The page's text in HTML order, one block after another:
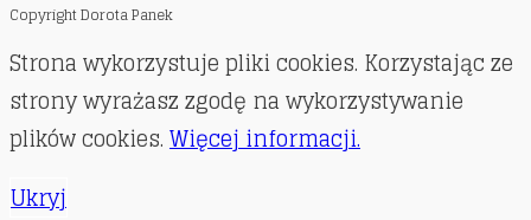
Copyright Dorota Panek
Strona wykorzystuje pliki cookies. Korzystając ze
strony wyrażasz zgodę na wykorzystywanie
plików cookies.Więcej informacji.
Ukryj